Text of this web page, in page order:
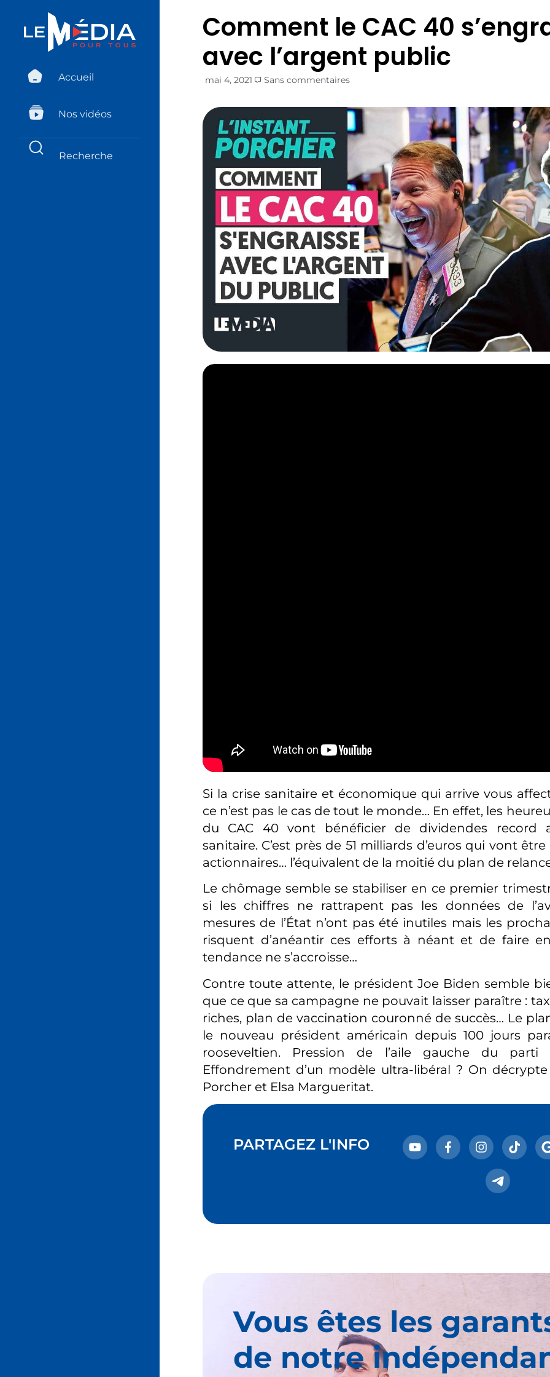
Accueil
Nos vidéos
Comment le CAC 40
avec l’argent public
mai 4, 2021 Sans commentaires
Si la crise sanitaire et économique qui arrive vous
ce n’est pas le cas de tout le monde… En effet, les
du CAC 40 vont bénéficier de dividendes record
sanitaire. C’est près de 51 milliards d’euros qui vont être
actionnaires… l’équivalent de la moitié du plan de
Le chômage semble se stabiliser en ce premier
si les chiffres ne rattrapent pas les données de
mesures de l’État n’ont pas été inutiles mais les
risquent d’anéantir ces efforts à néant et de faire
tendance ne s’accroisse…
Contre toute attente, le président Joe Biden semble
que ce que sa campagne ne pouvait laisser paraître :
riches, plan de vaccination couronné de succès… Le
le nouveau président américain depuis 100 jours
rooseveltien. Pression de l’aile gauche du parti
Effondrement d’un modèle ultra-libéral ? On
Porcher et Elsa Margueritat.
PARTAGEZ L'INFO
Vous êtes les
de notre